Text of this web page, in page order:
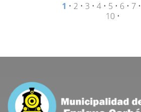
1 • 2 • 3 • 4• 5 • 6• 7•
10 •